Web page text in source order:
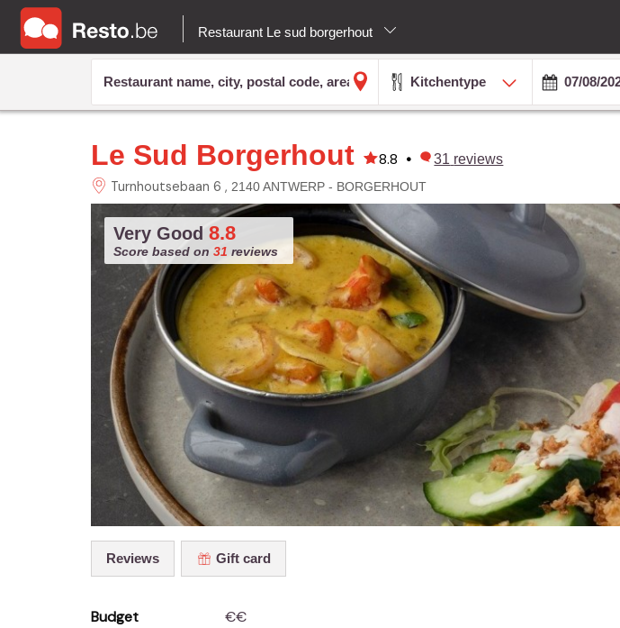
Restaurant Le sud borgerhout
Kitchentype
Le Sud Borgerhout 8.8 • 31 reviews
Turnhoutsebaan 6 2140 ANTWERP - BORGERHOUT
Very Good 8.8
Score based on 31 reviews
Reviews Gift card
Budget €€